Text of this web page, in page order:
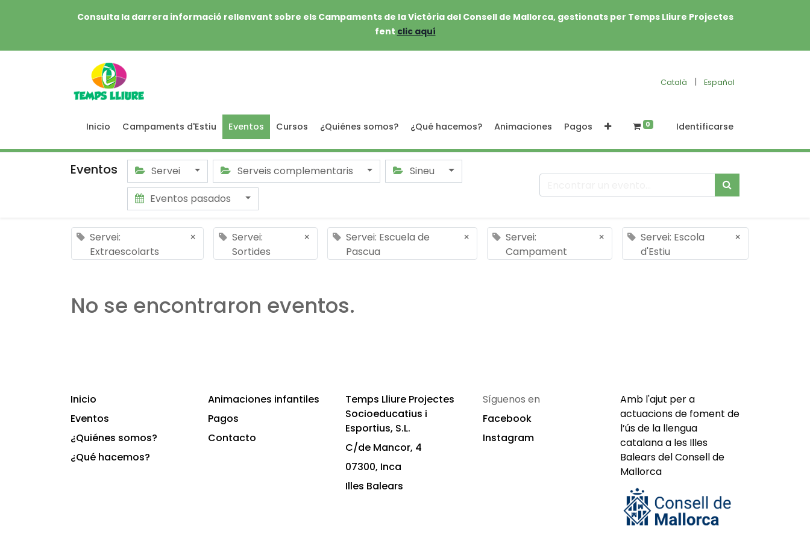
Consulta la darrera informació rellenvant sobre els Campaments de la Victòria del Consell de Mallorca, gestionats per Temps Lliure Projectes
fent clic aquí
Català | Español
Inicio Campaments d'Estiu Eventos Cursos ¿Quiénes somos? ¿Qué hacemos? Animaciones Pagos 0 Identificarse
Eventos Servei Serveis complementaris
Sineu
Eventos pasados
Servei:
Extraescolarts
×
Servei:
Sortides
×
Servei: Escuela de
Pascua
×
Servei:
Campament
×
Servei: Escola
d'Estiu
×
No se encontraron eventos.
Inicio
Eventos
¿Quiénes somos?
¿Qué hacemos?
Animaciones infantiles
Pagos
Contacto
Temps Lliure Projectes
Socioeducatius i
Esportius, S.L.
C/de Mancor, 4
07300, Inca
Illes Balears
Síguenos en
Facebook
Instagram
Amb l'ajut per a
actuacions de foment de
l’ús de la llengua
catalana a les Illes
Balears del Consell de
Mallorca